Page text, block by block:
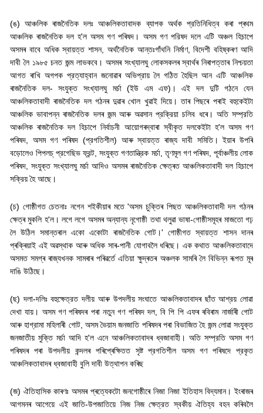
(ঙ) আঞ্চলিক ৰাজনৈতিক দলঃ আঞ্চলিকতাবাদক ব্যাপক অর্থক প্রতিনিধিত্ব কৰা প্ৰথম
আঞ্চলিক ৰাজনৈতিক দল হ'ল অসম গণ পৰিষদ। অসম গণ পরিষদ দলে এটি অঞ্চল হিচাপে
অসমৰ বাবে অধিক স্বায়ত্ত শাসন,অর্থনৈতিক আন্তঃগাঁথনি নির্মাণ,বিদেশী বহিষ্কৰণ আদি
দাবী লৈ ১৯৮৫ চনত জন্ম লাভকবে। অসমৰ সংখ্যালঘু লোকসকলৰ স্বাৰ্থৰ নিৰাপত্তাৰ নিশ্চয়তা
আগত ৰাখি অগপক প্রত্যাহ্বান জনোৱাৰ অভিপ্রায় লৈ গঠিত হৈছিল আন এটি আঞ্চলিক
ৰাজনৈতিক দল- সংযুক্ত সংখ্যালঘু মর্চা (ইউ এম এফ)। এই দল দুটি গঠনে যেন
আঞ্চলিকতাবাদী ৰাজনৈতিক দল গঠনৰ দুৱাৰ খোল খুৱাই দিয়ে। তাৰ পিছৰে পৰাই বহুকেইটা
আঞ্চলিক ভাবাপন্ন ৰাজনৈতিক দলৰ জন্ম আৰু অৱসান প্রক্রিয়া চলিব ধৰে। অতি সম্প্রতি
আঞ্চলিক ৰাজনৈতিক দল হিচাপে নির্বাচনী আয়োগৰদ্বাৰা স্বীকৃত দলকেইটা হ'ল অসম গণ
পৰিষদ
অসম গণ পৰিষদ (প্রগতিশীল) আৰু স্বায়ত্ত ৰাজ্য দাবী সমিতি। ইয়াৰ উপৰি
বড়োলেও পিপলচ্ প্রগেছিভ ফ্রন্ট ,সংযুক্ত গণতান্ত্রিক মৰ্চা,তৃণমূল গণ পৰিষদ, পূৰ্বাঞ্চলীয় লোক
পৰিষদ সংযুক্ত সংখ্যালঘু মৰ্চা আদিও অসমৰ ৰাজনৈতিক ক্ষেত্ৰত আঞ্চলিকতাবাদী দল হিচাপে
সক্রিয় হৈ আছে।
(চ) গোষ্ঠীগত চেতনাঃ নগেন শইকীয়াৰ মতে'অসম চুক্তিৰ পিছত আঞ্চলিকতাবাদী দল গঠনৰ
ক্ষেত্ৰ মুকলি হ'ল। লগে লগে অসমৰ অন্যান্য নৃগোষ্ঠী তথা থলুৱা ভাষা-গোষ্ঠীসমূহৰ মাজতো গঢ়
লৈ উঠিল সমান্তৰাল একো একোটা ৰাজনৈতিক গোট।'গোষ্ঠীগত স্বায়ত্ত শাসন দানৰ
প্ৰক্ৰিয়াই এই অৱস্থাক আৰু অধিক সাৰ-পানী যোগাবলৈ ধৰিছে। এক কথাত আঞ্চলিকতাবাদে
অসমত সমগ্ৰ ৰাজ্যখনক সামৰাৰ পৰিৱৰ্তে এতিয়া ক্ষুদ্ৰতৰ অঞ্চলক সামৰি লৈ বিভিন্ন ৰূপত মূৰ
দাঙি উঠিছে।
(ছ) দলা-দলিঃ বহুক্ষেত্রত দলীয় আৰু উপদলীয় সংঘাতে আঞ্চলিকতাবাদৰ ছাঁত আশ্রয় লোৱা
দেখা যায়। অসম গণ পৰিষদৰ পৰা নতুন গণ পৰিষদ দল,বি পি পি এফৰ ৰবিৰাম নাৰ্জাৰী গোট
আৰু হাগ্রামা মহিলাৰী গোট, অসম ভৈয়াম জনজাতি পৰিষদৰ পৰা বিভাজিত হৈ জন্ম লোৱা সংযুক্ত
জনজাতীয় মুক্তি মর্চা আদি হ'ল এনে আঞ্চলিকতাবাদৰ ধ্বজাবাহী। অতি সম্প্রতি অসম গণ
পৰিষদৰ পৰা উপদলীয় কন্দলৰ পৰিপ্ৰেক্ষিতত সৃষ্ট প্রগতিশীল অসম গণ পৰিষদে প্রকৃত
আঞ্চলিকতাবাদৰ ধ্বজাবাহী বুলি দাবী উত্থাপন কৰিছ
(জ) ঐতিহাসিক কাৰণঃ অসমৰ প্ৰত্যেকটো জনগোষ্ঠীৰে নিজা নিজা ইতিহাস বিদ্যমান। ইংৰাজৰ
আগমনৰ আগেয়ে এই জাতি-উপজাতিয়ে নিজ নিজ ক্ষেত্রত স্বকীয় ঐতিহ্য বহন কৰিবলৈ